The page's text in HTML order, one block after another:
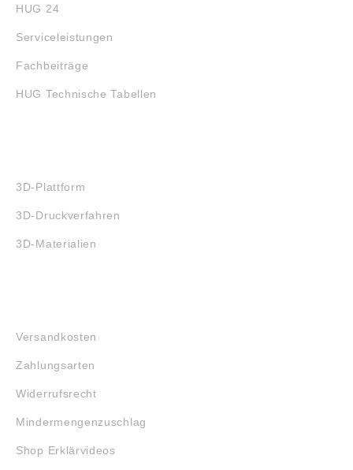
HUG 24
Serviceleistungen
Fachbeiträge
HUG Technische Tabellen
3D-Plattform
3D-Druckverfahren
3D-Materialien
Versandkosten
Zahlungsarten
Widerrufsrecht
Mindermengenzuschlag
Shop Erklärvideos